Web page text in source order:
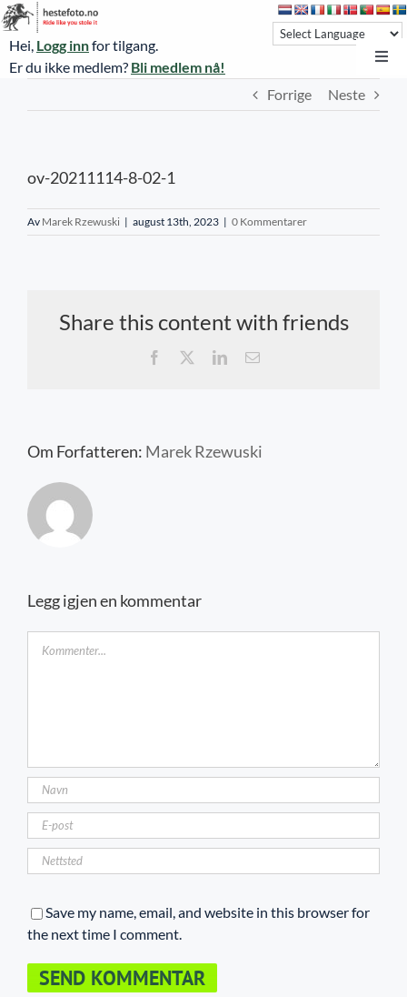
Skip
to
content
Hei, Logg innfor tilgang.
Er du ikke medlem? Bli medlem nå!
Øvrevoll treningsdager
NoARK
Forrige Neste
ov-20211114-8-02-1
Av Marek Rzewuski | august 13th, 2023 | 0 Kommentarer
Share this content with friends
Facebook LinkedIn
E-
Om Forfatteren: Marek Rzewuski
Legg igjen en kommentar
Save my name, email, and website in this browser for
the next time I comment.